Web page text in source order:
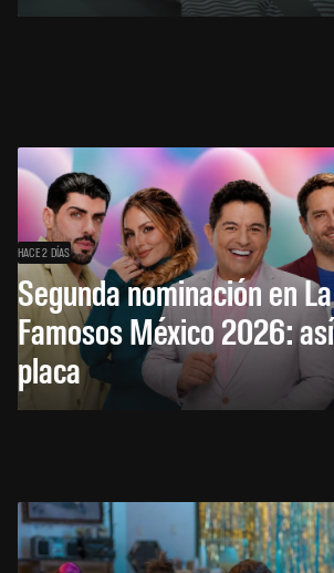
HACE 2 DÍAS
Segunda nominación en
Famosos México 2026:
placa